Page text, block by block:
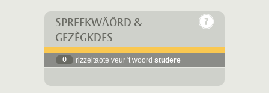
SPREEKWÄÖRD &
GEZÈGKDES
0 rizzeltaote veur 't woord studere